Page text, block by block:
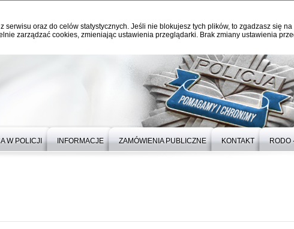
oraz do celów statystycznych. Jeśli nie blokujesz tych plików, to zgadzasz się na
zarządzać cookies, zmieniając ustawienia przeglądarki. Brak zmiany ustawienia
W POLICJI INFORMACJE ZAMÓWIENIA PUBLICZNE KONTAKT RODO